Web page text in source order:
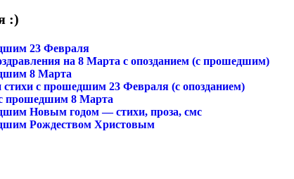
:)
23 Февраля
на 8 Марта с опозданием (с прошедшим)
8 Марта
с прошедшим 23 Февраля (с опозданием)
прошедшим 8 Марта
Новым годом — стихи, проза, смс
Рождеством Христовым